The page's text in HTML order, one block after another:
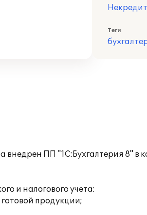
Теги
внедрен ПП "1С:Бухгалтерия 8"
и налогового учета:
продукции;